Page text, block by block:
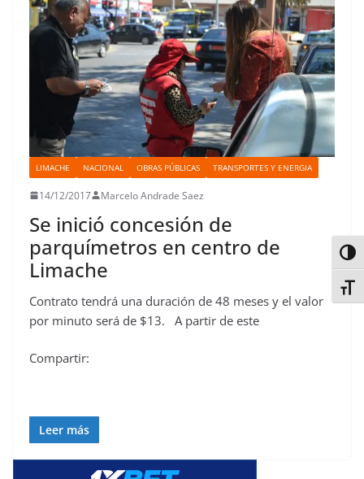
LIMACHE NACIONAL OBRAS PÚBLICAS TRANSPORTES Y ENERGIA
14/12/2017 Marcelo Andrade Saez
Se inició concesión de
parquímetros en centro de
Limache
Contrato tendrá una duración de 48 meses y el valor
por minuto será de $13. A partir de este
Compartir:
Leer más